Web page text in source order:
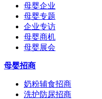
母婴企业
母婴专题
企业专访
母婴商机
母婴展会
母婴招商
奶粉辅食招商
洗护防尿招商